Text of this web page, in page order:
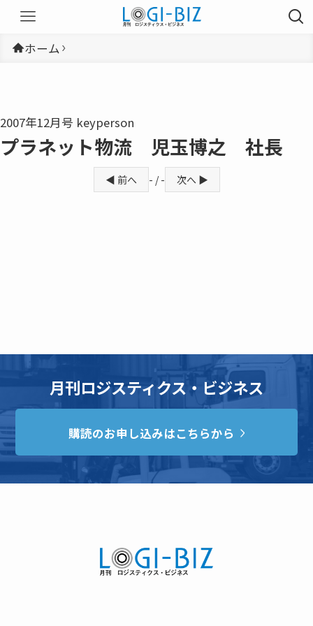
ホーム
2007年12月号 keyperson
プラネット物流 児玉博之 社長
◀ 前へ - / - 次へ ▶
月刊ロジスティクス・ビジネス
購読のお申し込みはこちらから